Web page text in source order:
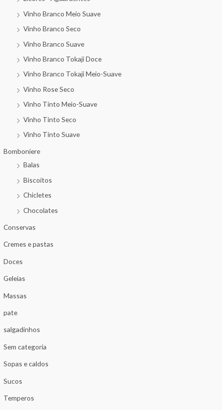
Vinho Branco Meio Suave
Vinho Branco Seco
Vinho Branco Suave
Vinho Branco Tokaji Doce
Vinho Branco Tokaji Meio-Suave
Vinho Rose Seco
Vinho Tinto Meio-Suave
Vinho Tinto Seco
Vinho Tinto Suave
Bomboniere
Balas
Biscoitos
Chicletes
Chocolates
Conservas
Cremes e pastas
Doces
Geleias
Massas
pate
salgadinhos
Sem categoria
Sopas e caldos
Sucos
Temperos